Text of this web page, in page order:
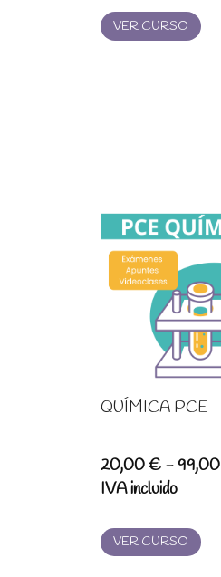
VER CURSO
QUÍMICA PCE
20,00€ -99,00
IVA incluido
VER CURSO